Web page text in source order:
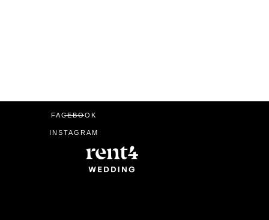
FACEBOOK
INSTAGRAM